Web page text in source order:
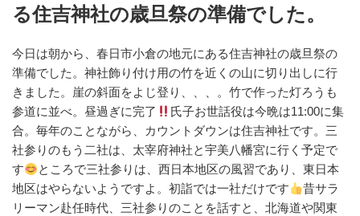
る住吉神社の歳旦祭の準備でした。
今日は朝から、春日市小倉の地元にある住吉神社の歳旦祭の
準備でした。神社飾り付け用の竹を近くの山に切り出しに行
きました。崖の斜面をよじ登り、、、。竹で作った灯ろうも
参道に並べ。昼過ぎに完了
氏子お世話役は今晩は11:00に集
合。毎年のことながら、カウントダウンは住吉神社です。三
社参りのもう二社は、太宰府神社と宇美八幡宮に行く予定で
す
ところで三社参りは、西日本地区の風習であり、東日本
地区はやらないようですよ。初詣では一社だけです
昔サラ
リーマン赴任時代、三社参りのことを話すと、北海道や関東